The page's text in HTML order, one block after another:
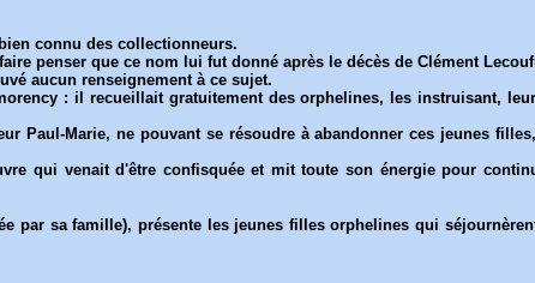
connu des collectionneurs.
penser que ce nom lui fut donné après le décès de Clément
aucun renseignement à ce sujet.
: il recueillait gratuitement des orphelines, les instruisant,
Marie, ne pouvant se résoudre à abandonner ces jeunes
qui venait d'être confisquée et mit toute son énergie pour
sa famille), présente les jeunes filles orphelines qui